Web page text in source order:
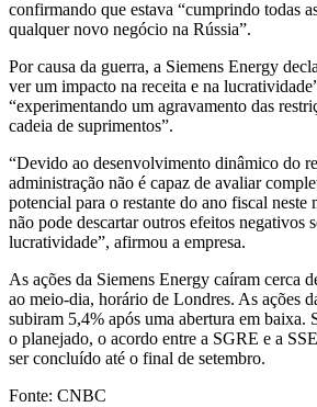
confirmando que estava “cumprindo todas
qualquer novo negócio na Rússia”.
Por causa da guerra, a Siemens Energy
ver um impacto na receita e na
“experimentando um agravamento das
cadeia de suprimentos”.
“Devido ao desenvolvimento dinâmico do
administração não é capaz de avaliar
potencial para o restante do ano fiscal neste
não pode descartar outros efeitos negativos
lucratividade”, afirmou a empresa.
As ações da Siemens Energy caíram cerca
ao meio-dia, horário de Londres. As ações
subiram 5,4% após uma abertura em baixa.
o planejado, o acordo entre a SGRE e a
ser concluído até o final de setembro.
Fonte: CNBC